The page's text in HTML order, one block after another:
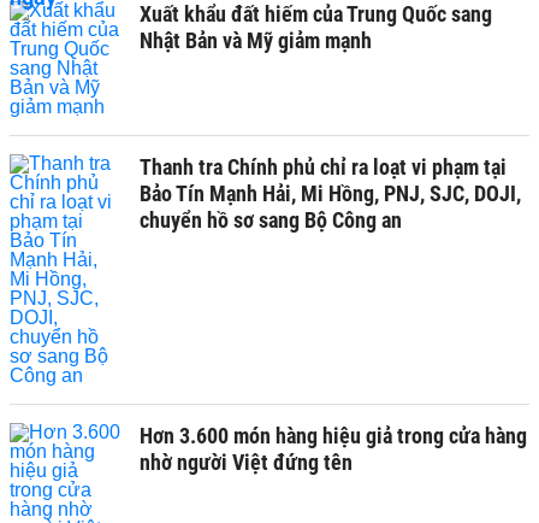
Xuất khẩu đất hiếm của Trung Quốc sang
Nhật Bản và Mỹ giảm mạnh
Thanh tra Chính phủ chỉ ra loạt vi phạm tại
Bảo Tín Mạnh Hải, Mi Hồng, PNJ, SJC, DOJI,
chuyển hồ sơ sang Bộ Công an
Hơn 3.600 món hàng hiệu giả trong cửa hàng
nhờ người Việt đứng tên